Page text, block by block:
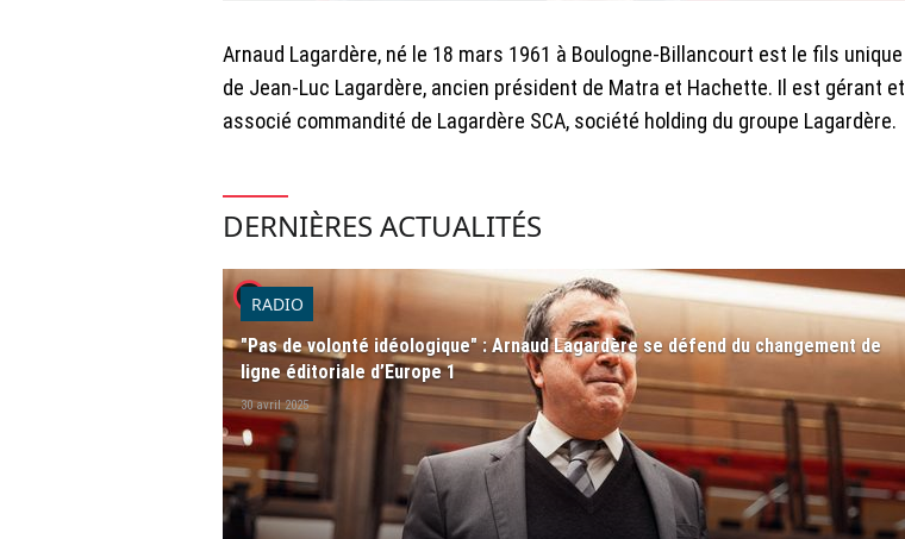
Arnaud Lagardère, né le 18 mars 1961 à Boulogne-Billancourt est le fils unique
de Jean-Luc Lagardère, ancien président de Matra et Hachette. Il est gérant et
associé commandité de Lagardère SCA, société holding du groupe Lagardère.
DERNIÈRES ACTUALITÉS
player2RADIO
"Pas de volonté idéologique" : Arnaud Lagardère se défend du changement de
ligne éditoriale d’Europe 1
30 avril 2025